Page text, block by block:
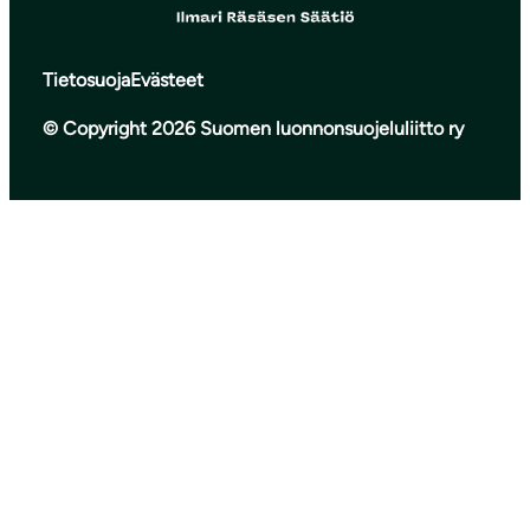
TietosuojaEvästeet
© Copyright 2026 Suomen luonnonsuojeluliitto ry